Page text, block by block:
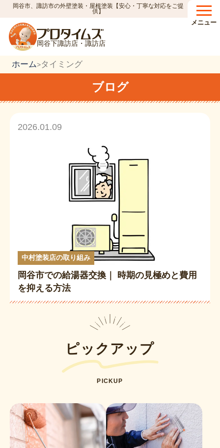
岡谷市、諏訪市の外壁塗装・屋根塗装【安心・丁寧な対応をご提
供】
岡谷下諏訪店・諏訪店
メニュー
ホーム>タイミング
ブログ
2026.01.09
中村塗装店の取り組み
岡谷市での給湯器交換｜ 時期の見極めと費用
を抑える方法
ピックアップ
PICKUP